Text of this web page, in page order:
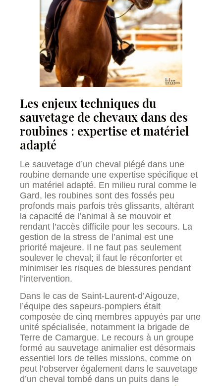
Les enjeux techniques du
sauvetage de chevaux dans des
roubines : expertise et matériel
adapté
Le sauvetage d’un cheval piégé dans une
roubine demande une expertise spécifique et
un matériel adapté. En milieu rural comme le
Gard, les roubines sont des fossés peu
profonds mais parfois très glissants, altérant
la capacité de l’animal à se mouvoir et
rendant l’accès difficile pour les secours. La
gestion de la stress de l’animal est une
priorité majeure. Il ne faut pas seulement
soulever le cheval; il faut le réconforter et
minimiser les risques de blessures pendant
l’intervention.
Dans le cas de Saint-Laurent-d’Aigouze,
l’équipe des sapeurs-pompiers était
composée de cinq membres appuyés par une
unité spécialisée, notamment la brigade de
Terre de Camargue. Le recours à un groupe
formé au sauvetage animalier est désormais
essentiel lors de telles missions, comme on
peut l’observer également dans le sauvetage
d’un cheval tombé dans un puits dans le